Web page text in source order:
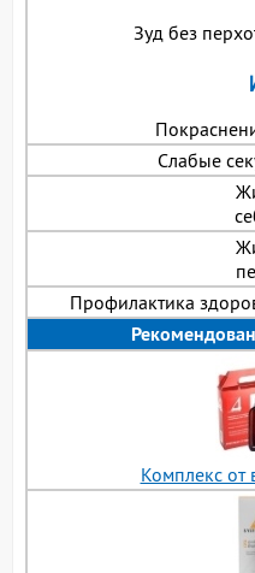
Зуд без
Слабые
Профилактика
Комплекс от